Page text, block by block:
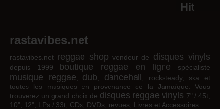
Hit
rastavibes.net
rastavibes.net reggae shop vendeur de disques vinyls
depuis 1999 boutique reggae en ligne spécialiste
musique reggae dub dancehall
, rocksteady, ska et
toutes les musiques en provenance de la Jamaïque. Vous
trouverez un grand choix de disques reggae vinyls 7" / 45t,
10", 12", LPs / 33t, CDs, DVDs, revues, Livres et Accessoires.